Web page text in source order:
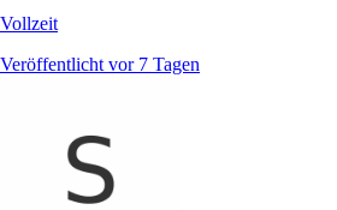
Vollzeit
Veröffentlicht vor 7 Tagen